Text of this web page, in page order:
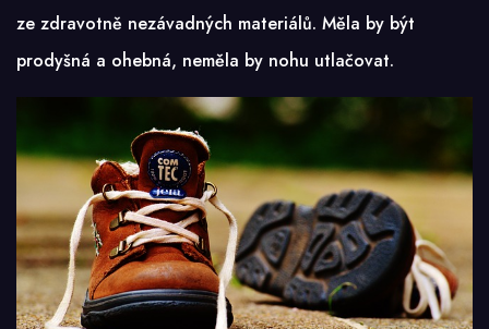
ze zdravotně nezávadných materiálů. Měla by být
prodyšná a ohebná, neměla by nohu utlačovat.